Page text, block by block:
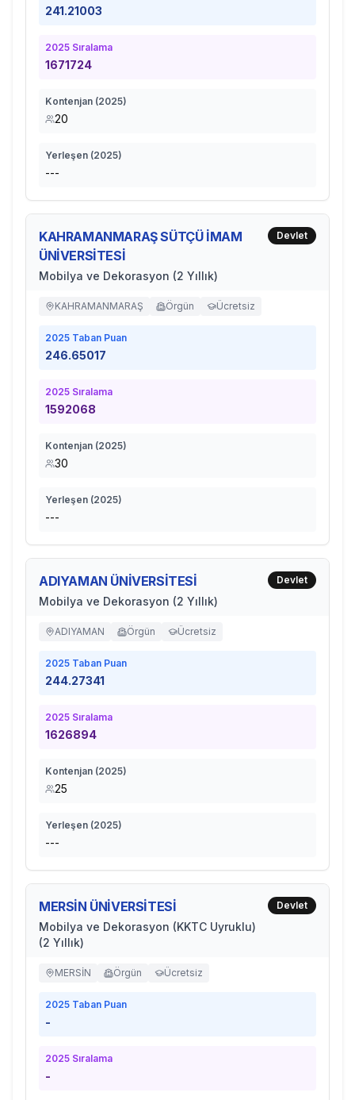
241.21003
2025 Sıralama
1671724
Kontenjan (2025)
20
Yerleşen (2025)
---
KAHRAMANMARAŞ SÜTÇÜ İMAM
ÜNİVERSİTESİ
Mobilya ve Dekorasyon (2 Yıllık)
Devlet
KAHRAMANMARAŞ Örgün Ücretsiz
2025 Taban Puan
246.65017
2025 Sıralama
1592068
Kontenjan (2025)
30
Yerleşen (2025)
---
ADIYAMAN ÜNİVERSİTESİ
Mobilya ve Dekorasyon (2 Yıllık)
Devlet
ADIYAMAN Örgün Ücretsiz
2025 Taban Puan
244.27341
2025 Sıralama
1626894
Kontenjan (2025)
25
Yerleşen (2025)
---
MERSİN ÜNİVERSİTESİ
Mobilya ve Dekorasyon (KKTC Uyruklu)
(2 Yıllık)
Devlet
MERSİN Örgün Ücretsiz
2025 Taban Puan
-
2025 Sıralama
-